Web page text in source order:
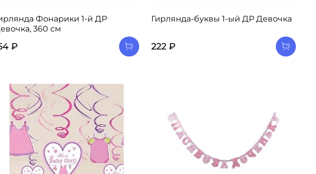
Фонарики 1-й ДР
360 см
₽
Гирлянда-буквы 1-ый ДР Девочка
222 ₽